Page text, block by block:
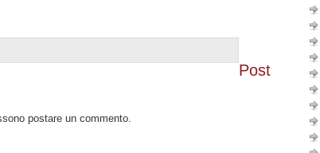
Post
postare un commento.